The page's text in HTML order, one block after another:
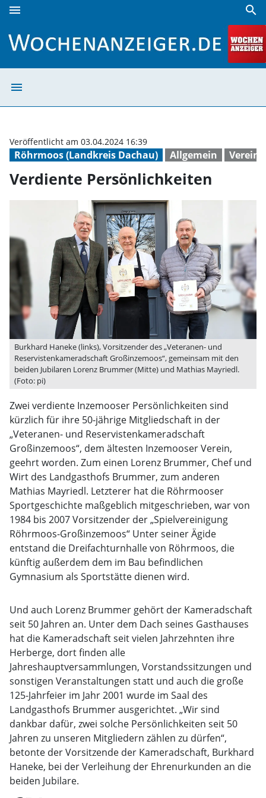
menu search
menu
Röhrmoos (Landkreis Dachau) Allgemein Verein
Veröffentlicht am 03.04.2024 16:39
Verdiente Persönlichkeiten
Burkhard Haneke (links), Vorsitzender des „Veteranen- und
Reservistenkameradschaft Großinzemoos“, gemeinsam mit den
beiden Jubilaren Lorenz Brummer (Mitte) und Mathias Mayriedl.
(Foto: pi)
Zwei verdiente Inzemooser Persönlichkeiten sind
kürzlich für ihre 50-jährige Mitgliedschaft in der
„Veteranen- und Reservistenkameradschaft
Großinzemoos“, dem ältesten Inzemooser Verein,
geehrt worden. Zum einen Lorenz Brummer, Chef und
Wirt des Landgasthofs Brummer, zum anderen
Mathias Mayriedl. Letzterer hat die Röhrmooser
Sportgeschichte maßgeblich mitgeschrieben, war von
1984 bis 2007 Vorsitzender der „Spielvereinigung
Röhrmoos-Großinzemoos“ Unter seiner Ägide
entstand die Dreifachturnhalle von Röhrmoos, die
künftig außerdem dem im Bau befindlichen
Gymnasium als Sportstätte dienen wird.
Und auch Lorenz Brummer gehört der Kameradschaft
seit 50 Jahren an. Unter dem Dach seines Gasthauses
hat die Kameradschaft seit vielen Jahrzehnten ihre
Herberge, dort finden alle
Jahreshauptversammlungen, Vorstandssitzungen und
sonstigen Veranstaltungen statt und auch die große
125-Jahrfeier im Jahr 2001 wurde im Saal des
Landgasthofs Brummer ausgerichtet. „Wir sind
dankbar dafür, zwei solche Persönlichkeiten seit 50
Jahren zu unseren Mitgliedern zählen zu dürfen“,
betonte der Vorsitzende der Kameradschaft, Burkhard
Haneke, bei der Verleihung der Ehrenurkunden an die
beiden Jubilare.